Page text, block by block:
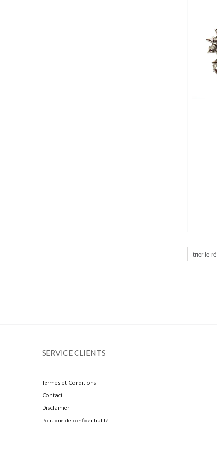
SERVICE CLIENTS
Termes et Conditions
Contact
Disclaimer
Politique de confidentialité